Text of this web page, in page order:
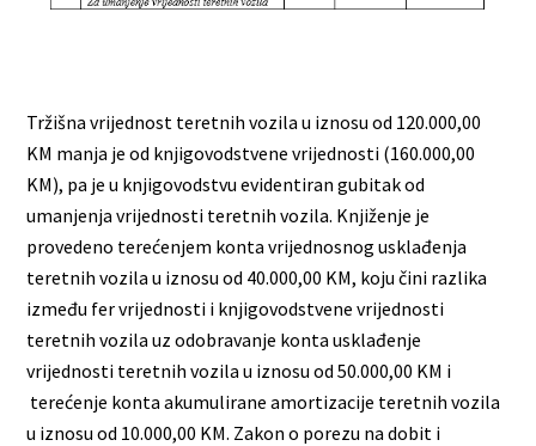
Tržišna vrijednost teretnih vozila u iznosu od 120.000,00
KM manja je od knjigovodstvene vrijednosti (160.000,00
KM), pa je u knjigovodstvu evidentiran gubitak od
umanjenja vrijednosti teretnih vozila. Knjiženje je
provedeno terećenjem konta vrijednosnog usklađenja
teretnih vozila u iznosu od 40.000,00 KM, koju čini razlika
između fer vrijednosti i knjigovodstvene vrijednosti
teretnih vozila uz odobravanje konta usklađenje
vrijednosti teretnih vozila u iznosu od 50.000,00 KM i
terećenje konta akumulirane amortizacije teretnih vozila
u iznosu od 10.000,00 KM. Zakon o porezu na dobit i